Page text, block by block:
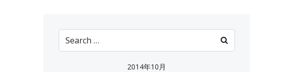
Search
for:
2014年10月